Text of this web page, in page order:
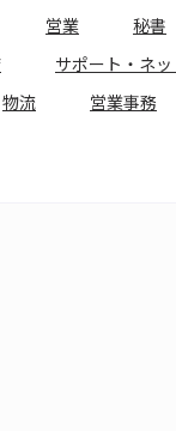
営業 秘書
サポート・ネ
物流 営業事務